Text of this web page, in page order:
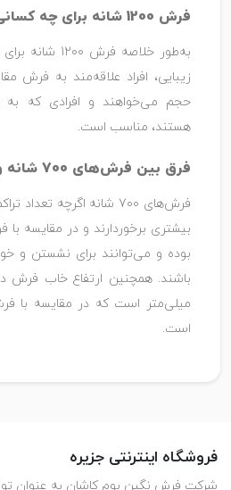
فرش 1200 شانه برای چه کسانی مناسب است؟
به‌طور خلاصه
زیبایی، افراد علاقه‌مند به فرش
حجم می‌خواهند و افرادی که به
هستند، مناسب است.
فرق بین فرش‌های 700 شانه و 1200 شانه چیست؟
فرش‌های 700 شانه اگرچه
بوده و می‌توانند برای نشستن و
است.
فروشگاه اینترنتی جزیره
شرکت فرش نگین بوم کاشان به عنوان